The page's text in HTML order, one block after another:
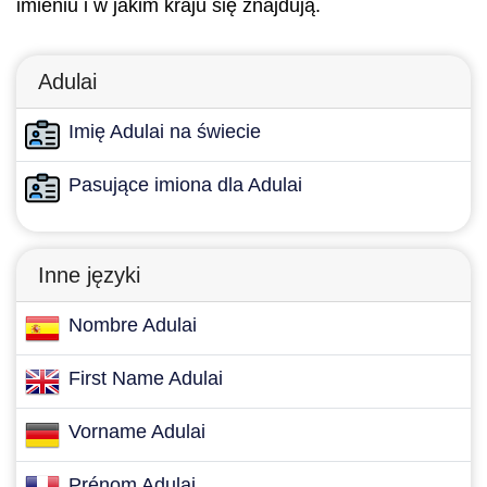
imieniu i w jakim kraju się znajdują.
Adulai
Imię Adulai na świecie
Pasujące imiona dla Adulai
Inne języki
Nombre Adulai
First Name Adulai
Vorname Adulai